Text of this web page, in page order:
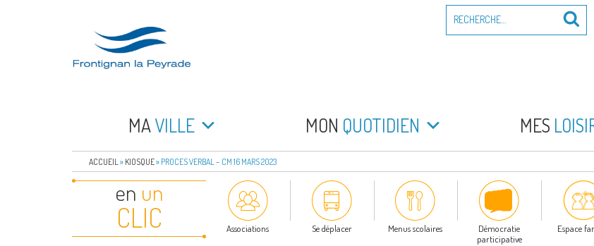
FRONTIGNAN LA PEYRADE
pour
MAVILLE MON QUOTIDIEN MES
ACCUEIL » KIOSQUE» PROCES VERBAL – CM 16 MARS 2023
en un
CLIC Associations Se déplacer Menus scolaires
Démocratie
participative
Espace